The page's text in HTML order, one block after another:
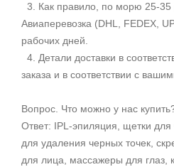
3. Как правило, по морю 25-35
Авиаперевозка (DHL, FEDEX,
рабочих дней.
4. Детали доставки в
заказа и в соответствии с
Вопрос. Что можно у нас
Ответ: IPL-эпиляция, щетки для
для удаления черных точек,
для лица, массажеры для глаз,